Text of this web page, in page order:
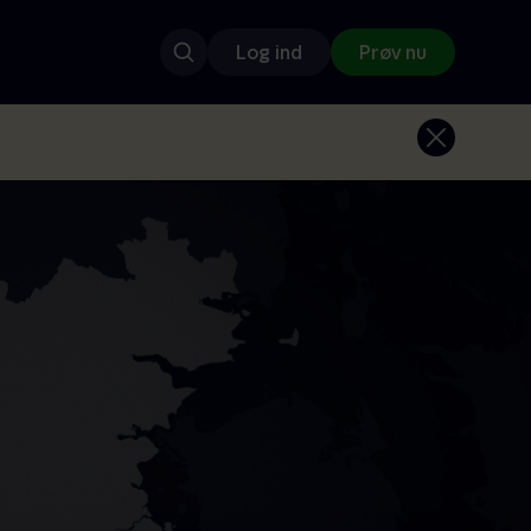
Log ind Prøv nu